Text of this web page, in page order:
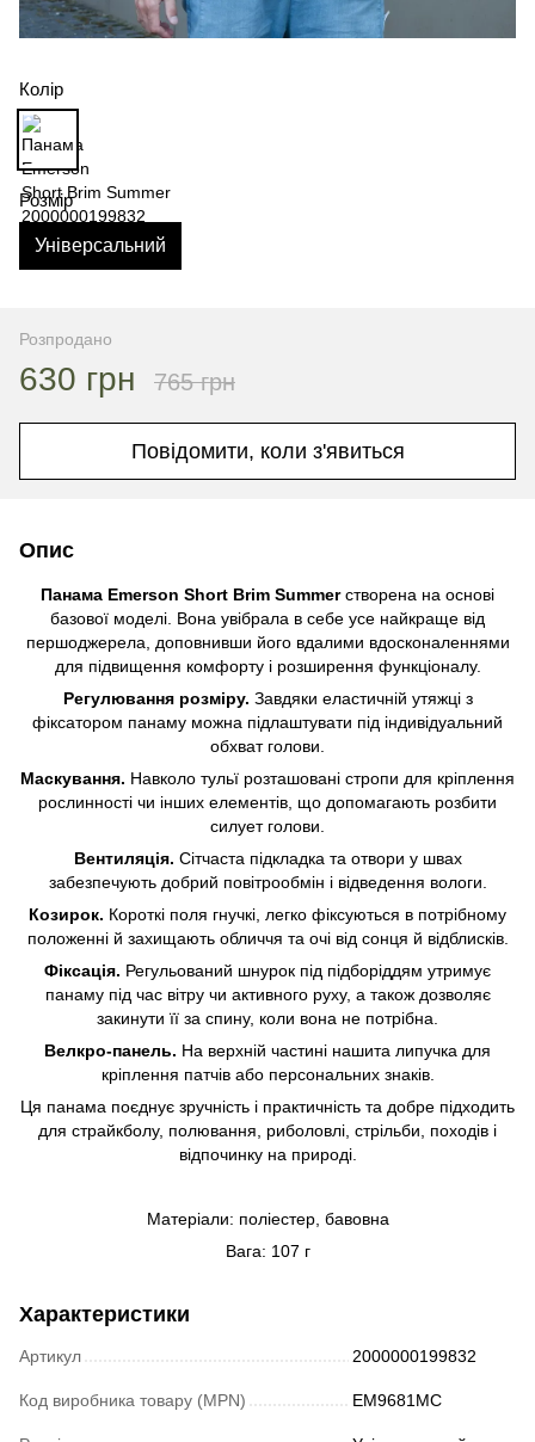
Колір
Розмір
Універсальний
Розпродано
630 грн 765 грн
Повідомити, коли з'явиться
Опис
Панама Emerson Short Brim Summerстворена на основі
базової моделі. Вона увібрала в себе усе найкраще від
першоджерела, доповнивши його вдалими вдосконаленнями
для підвищення комфорту і розширення функціоналу.
Регулювання розміру. Завдяки еластичній утяжці з
фіксатором панаму можна підлаштувати під індивідуальний
обхват голови.
Маскування. Навколо тульї розташовані стропи для кріплення
рослинності чи інших елементів, що допомагають розбити
силует голови.
Вентиляція. Сітчаста підкладка та отвори у швах
забезпечують добрий повітрообмін і відведення вологи.
Козирок. Короткі поля гнучкі, легко фіксуються в потрібному
положенні й захищають обличчя та очі від сонця й відблисків.
Фіксація. Регульований шнурок під підборіддям утримує
панаму під час вітру чи активного руху, а також дозволяє
закинути її за спину, коли вона не потрібна.
Велкро-панель. На верхній частині нашита липучка для
кріплення патчів або персональних знаків.
Ця панама поєднує зручність і практичність та добре підходить
для страйкболу, полювання, риболовлі, стрільби, походів і
відпочинку на природі.
Матеріали: поліестер, бавовна
Вага: 107 г
Характеристики
Артикул 2000000199832
Код виробника товару (MPN) EM9681MC